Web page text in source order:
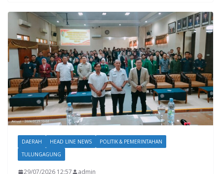
DAERAH HEAD LINE NEWS
POLITIK & PEMERINTAHAN
TULUNGAGUNG
29/07/2026 12:57 admin